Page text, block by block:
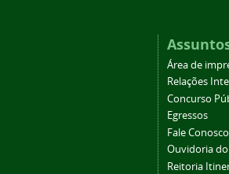
Área de
Relações
Concurso
Egressos
Fale Conosco
Ouvidoria do
Reitoria